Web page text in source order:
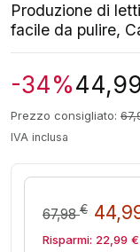
Produzione di
facile da pulire,
-34%
Prezzo consigliato:
IVA inclusa
67,98€ Il
Risparmi: 22,99 €